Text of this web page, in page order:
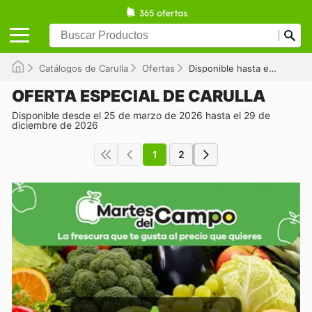
Catálogos de Carulla Ofertas Disponible hasta el 29/12/2026
OFERTA ESPECIAL DE CARULLA
Disponible desde el 25 de marzo de 2026 hasta el 29 de
diciembre de 2026
1 2